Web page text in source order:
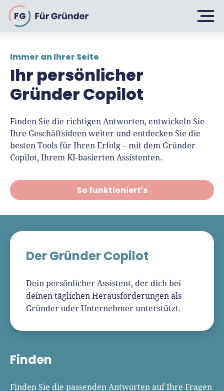
FG
Selbstständig machen
Über 500 Geschäftsideen
Bin ich ein Gründer?
Geschäftsmodell entwickeln
Businessplan schreiben
Businessplan-Vorlage & Muster
Finanzplan erstellen
Top 15 Franchise
Die besten Gründerkredite
Gründerwettbewerbe finden
Gründen
Firma gründen: 10 Tipps
Rechtsform wählen
UG gründen
GmbH gründen
Schutzrechte anmelden
Unsere Gründungspakete
Wachsen
Fördermittelcheck machen
Website erstellen
Rechnung schreiben
Online-Kredit anfragen
Kassensystem
Finanzieren
Fördermittel
Gründungszuschuss
Kredit für Existenzgründer
Business Angels
Zuschüsse
Kontokorrenkredit
Firmenkonto
Tools
Business Model Canvas
Gründertest
Gründungsassistent
Angebote
Unsere Gründungspakete
Finanzierungsangebote
Immer an Ihrer Seite
Ihr persönlicher
Gründer Copilot
Finden Sie die richtigen Antworten, entwickeln Sie
Ihre Geschäftsideen weiter und entdecken Sie die
besten Tools für Ihren Erfolg – mit dem Gründer
Copilot, Ihrem KI-basierten Assistenten.
So funktioniert's
Der Gründer Copilot
Dein persönlicher Assistent, der dich bei
deinen täglichen Herausforderungen als
Gründer oder Unternehmer unterstützt.
Finden
Finden Sie die passenden Antworten auf Ihre Fragen